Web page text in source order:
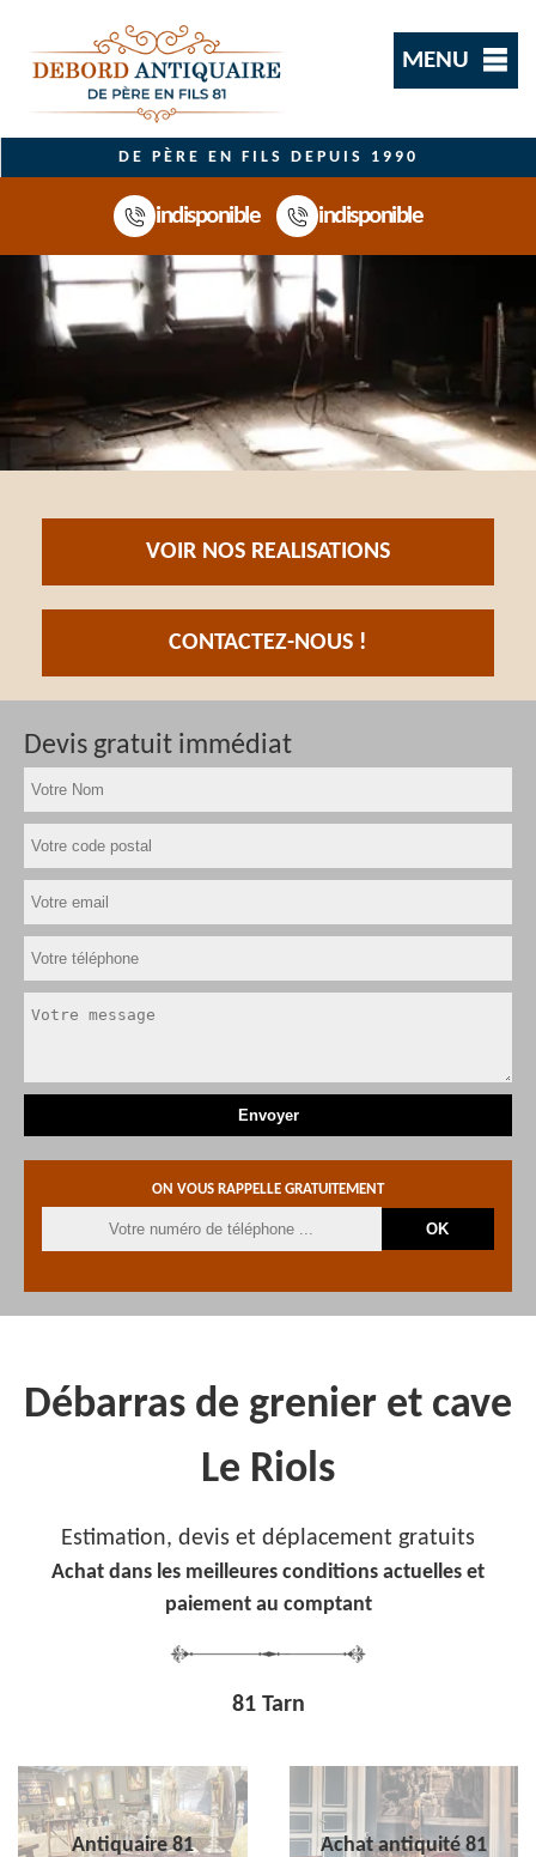
MENU
DE PÈRE EN FILS DEPUIS 1990
indisponible indisponible
VOIR NOS REALISATIONS
CONTACTEZ-NOUS !
Devis gratuit immédiat
ON VOUS RAPPELLE GRATUITEMENT
Débarras de grenier et cave
Le Riols
Estimation, devis et déplacement gratuits
Achat dans les meilleures conditions actuelles et
paiement au comptant
81 Tarn
Antiquaire 81 Achat antiquité 81